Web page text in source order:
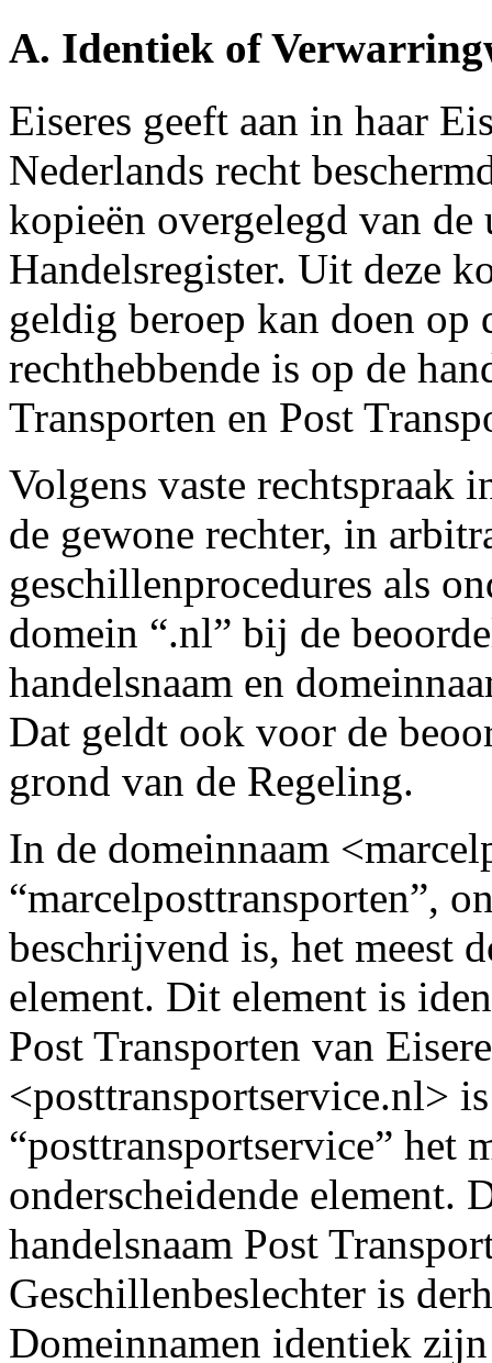
A. Identiek of
Eiseres geeft aan in haar
Nederlands recht
kopieën overgelegd van
Handelsregister. Uit deze
geldig beroep kan doen op
rechthebbende is op de
Transporten en Post
Volgens vaste rechtspraak
de gewone rechter, in
geschillenprocedures als
domein “.nl” bij de
handelsnaam en
Dat geldt ook voor de
grond van de Regeling.
In de domeinnaam
“marcelposttransporten”,
beschrijvend is, het meest
element. Dit element is
Post Transporten van
<posttransportservice.nl>
“posttransportservice” het
onderscheidende element.
handelsnaam Post
Geschillenbeslechter is
Domeinnamen identiek